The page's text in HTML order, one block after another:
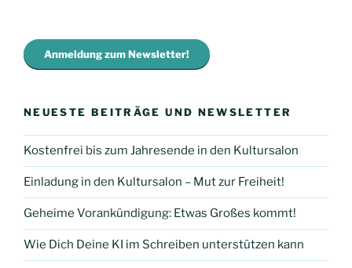
Selbstentwicklungs-
Challenge
Freewriting“
Anmeldung zum Newsletter!
NEUESTE BEITRÄGE UND NEWSLETTER
Kostenfrei bis zum Jahresende in den Kultursalon
Einladung in den Kultursalon – Mut zur Freiheit!
Geheime Vorankündigung: Etwas Großes kommt!
Wie Dich Deine KI im Schreiben unterstützen kann